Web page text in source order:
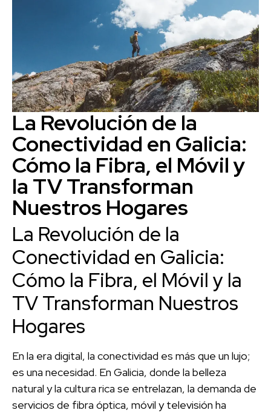
La Revolución de la
Conectividad en Galicia:
Cómo la Fibra, el Móvil y
la TV Transforman
Nuestros Hogares
La Revolución de la
Conectividad en Galicia:
Cómo la Fibra, el Móvil y la
TV Transforman Nuestros
Hogares
En la era digital, la conectividad es más que un lujo;
es una necesidad. En Galicia, donde la belleza
natural y la cultura rica se entrelazan, la demanda de
servicios de fibra óptica, móvil y televisión ha